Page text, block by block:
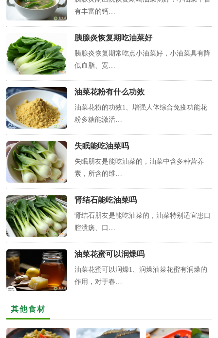
有丰富的钙…
胰腺炎恢复期吃油菜好
胰腺炎恢复期常吃点小油菜好，小油菜具有降
低血脂、宽…
油菜花粉有什么功效
油菜花粉的功效1、增强人体综合免疫功能花
粉多糖能激活…
失眠能吃油菜吗
失眠朋友是能吃油菜的，油菜中含多种营养
素，所含的维…
肾结石能吃油菜吗
肾结石朋友是能吃油菜的，油菜特别适宜患口
腔溃疡、口…
油菜花蜜可以润燥吗
油菜花蜜可以润燥1、润燥油菜花蜜有润燥的
作用，对于春…
其他食材